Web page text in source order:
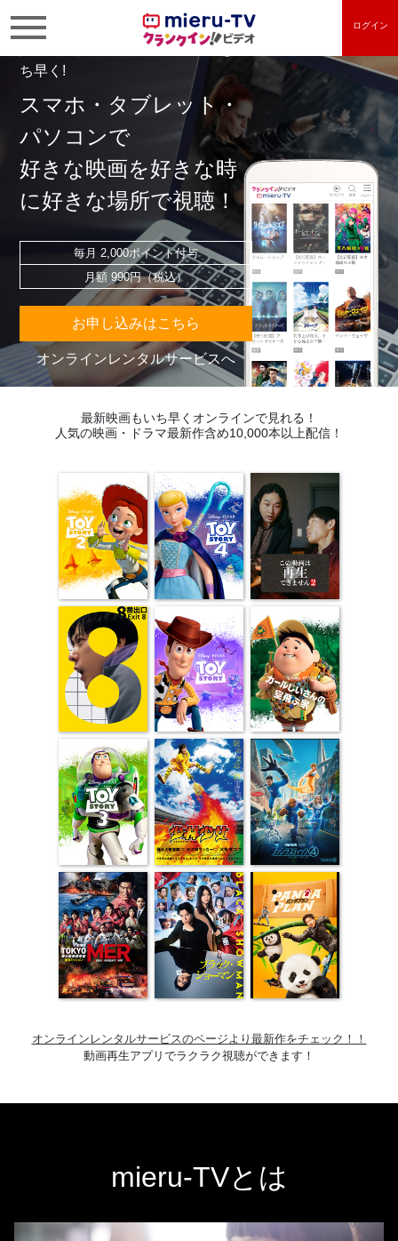
ログイン
人気の新作映画や話題のドラマをい
ち早く!
スマホ・タブレット・
パソコンで
好きな映画を好きな時
に好きな場所で視聴！
毎月 2,000ポイント付与
月額 990円（税込）
お申し込みはこちら
オンラインレンタルサービスへ
最新映画もいち早くオンラインで見れる！
人気の映画・ドラマ最新作含め10,000本以上配信！
オンラインレンタルサービスのページより最新作をチェック！！
動画再生アプリでラクラク視聴ができます！
mieru-TVとは